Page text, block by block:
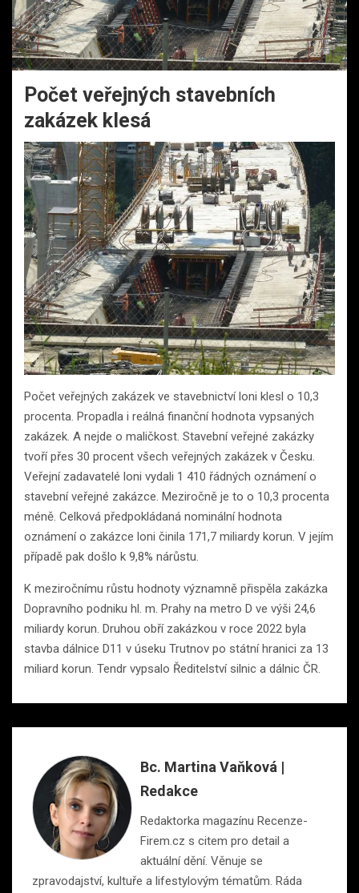
Počet veřejných stavebních
zakázek klesá
Počet veřejných zakázek ve stavebnictví loni klesl o 10,3
procenta. Propadla i reálná finanční hodnota vypsaných
zakázek. A nejde o maličkost. Stavební veřejné zakázky
tvoří přes 30 procent všech veřejných zakázek v Česku.
Veřejní zadavatelé loni vydali 1 410 řádných oznámení o
stavební veřejné zakázce. Meziročně je to o 10,3 procenta
méně. Celková předpokládaná nominální hodnota
oznámení o zakázce loni činila 171,7 miliardy korun. V jejím
případě pak došlo k 9,8% nárůstu.
K meziročnímu růstu hodnoty významně přispěla zakázka
Dopravního podniku hl. m. Prahy na metro D ve výši 24,6
miliardy korun. Druhou obří zakázkou v roce 2022 byla
stavba dálnice D11 v úseku Trutnov po státní hranici za 13
miliard korun. Tendr vypsalo Ředitelství silnic a dálnic ČR.
Bc. Martina Vaňková |
Redakce
Redaktorka magazínu Recenze-
Firem.cz s citem pro detail a
aktuální dění. Věnuje se
zpravodajství, kultuře a lifestylovým tématům. Ráda